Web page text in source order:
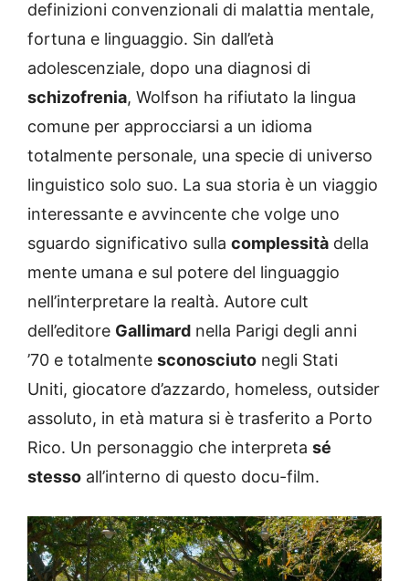
definizioni convenzionali di malattia mentale,
fortuna e linguaggio. Sin dall’età
adolescenziale, dopo una diagnosi di
schizofrenia, Wolfson ha rifiutato la lingua
comune per approcciarsi a un idioma
totalmente personale, una specie di universo
linguistico solo suo. La sua storia è un viaggio
interessante e avvincente che volge uno
sguardo significativo sulla complessità della
mente umana e sul potere del linguaggio
nell’interpretare la realtà. Autore cult
dell’editore Gallimard nella Parigi degli anni
’70 e totalmente sconosciuto negli Stati
Uniti, giocatore d’azzardo, homeless, outsider
assoluto, in età matura si è trasferito a Porto
Rico. Un personaggio che interpreta sé
stesso all’interno di questo docu-film.